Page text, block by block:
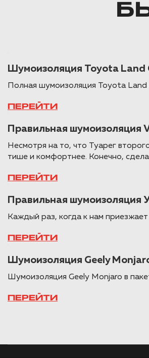
Шумоизоляция Toyota Land
Полная шумоизоляция Toyota
ПЕРЕЙТИ
Правильная шумоизоляция
Несмотря на то, что Туарег
тише и комфортнее. Конечно,
ПЕРЕЙТИ
Правильная шумоизоляция
Каждый раз, когда к нам
ПЕРЕЙТИ
Шумоизоляция Geely
Шумоизоляция Geely Monjaro в
ПЕРЕЙТИ